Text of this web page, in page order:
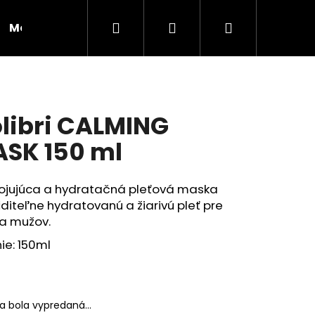
Moja objednávka RADY A INŠPIRÁCIE
Hľadať PrihlásenieNákupný
CALMING
150 ml
a hydratačná pleťová maska
hydratovanú a žiarivú pleť pre
mužov.
150ml
bola vypredaná…